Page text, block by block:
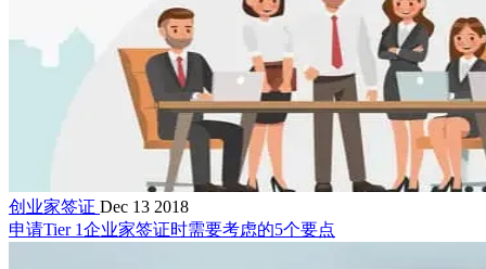
创业家签证 Dec 13 2018
申请Tier 1企业家签证时需要考虑的5个要点